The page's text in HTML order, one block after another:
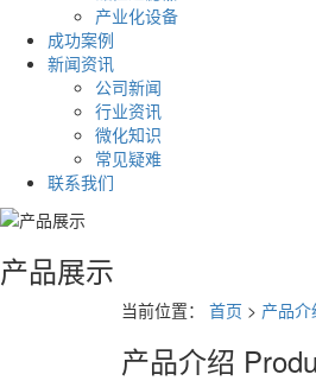
产业化设备
成功案例
新闻资讯
公司新闻
行业资讯
微化知识
常见疑难
联系我们
产品展示
当前位置： 首页 > 产品介
产品介绍